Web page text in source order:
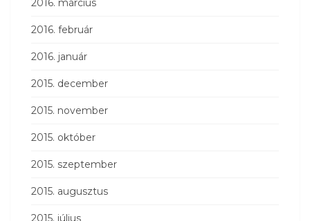
2016. február
2016. január
2015. december
2015. november
2015. október
2015. szeptember
2015. augusztus
2015. július